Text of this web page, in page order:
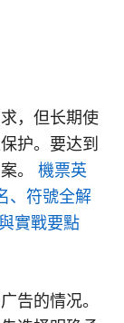
，但长期使
护。要达到
。 機票英
、符號全解
實戰要點
告的情况。